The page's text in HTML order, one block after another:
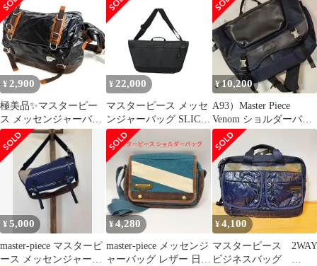
SHOULDER-01 ミニシ
ョルダー 斜めがけ 小さ
め 防水 軽量 メンズ レ
ディース 021803
GRAY(15)
¥ 2,900
極美品✨マスターピー
ス メッセンジャーバッ
グ ブラック HUNTER
レザー
¥ 22,000
マスターピース メッセ
ンジャーバッグ SLICK
メッセンジャーバッグ
02487 BLACK
¥10,200
A93）Master Piece
Venom ショルダーバッ
ク
¥5,000
master-piece マスターピ
ース メッセンジャーバ
¥4,280
​master-piece メッセンジ
ャーバッグ レザー 日本
¥4,100
マスターピース 2WAY
ビジネスバッグ